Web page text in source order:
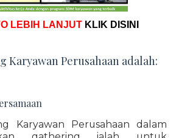
LEBIH LANJUT KLIK DISINI
Karyawan Perusahaan adalah:
Karyawan Perusahaan dalam